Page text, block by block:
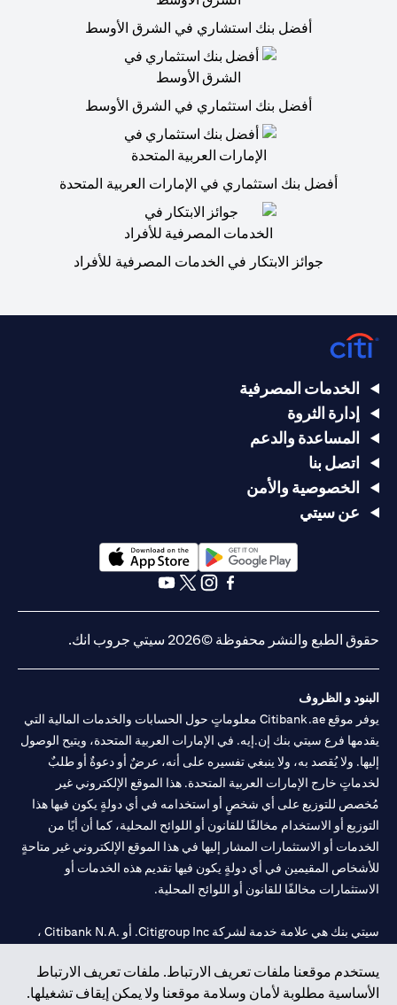
أفضل بنك استشاري في الشرق الأوسط
أفضل بنك استثماري في الشرق الأوسط
أفضل بنك استثماري في الإمارات العربية المتحدة
جوائز الابتكار في الخدمات المصرفية للأفراد
يستخدم موقعنا ملفات تعريف الارتباط. ملفات تعريف الارتباط
الأساسية مطلوبة لأمان وسلامة موقعنا ولا يمكن إيقاف تشغيلها.
الخدمات المصرفية
إدارة الثروة
المساعدة والدعم
اتصل بنا
الخصوصية والأمن
عن سيتي
opens in a new tab
opens in a new tab
حقوق الطبع والنشر محفوظة ©2026 سيتي جروب انك.
البنود و الظروف
يوفر موقع Citibank.ae معلوماتٍ حول الحسابات والخدمات المالية التي
يقدمها فرع سيتي بنك إن.إيه. في الإمارات العربية المتحدة، ويتيح الوصول
إليها. ولا يُقصد به، ولا ينبغي تفسيره على أنه، عرضٌ أو دعوةٌ أو طلبٌ
لخدماتٍ خارج الإمارات العربية المتحدة. هذا الموقع الإلكتروني غير
مُخصص للتوزيع على أي شخصٍ أو استخدامه في أي دولةٍ يكون فيها هذا
التوزيع أو الاستخدام مخالفًا للقانون أو اللوائح المحلية، كما أن أيًا من
الخدمات أو الاستثمارات المشار إليها في هذا الموقع الإلكتروني غير متاحةٍ
للأشخاص المقيمين في أي دولةٍ يكون فيها تقديم هذه الخدمات أو
الاستثمارات مخالفًا للقانون أو اللوائح المحلية.
سيتي بنك هي علامة خدمة لشركة Citigroup Inc. أو .Citibank N.A ،
سيتي بنك إن. إيه. الإمارات مسجل لدى مصرف الإمارات المركزي تحت